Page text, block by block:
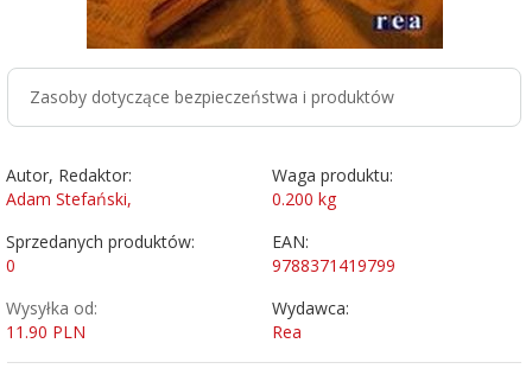
Zasoby dotyczące bezpieczeństwa i produktów
Autor, Redaktor:
Adam Stefański,
Waga produktu:
0.200 kg
Sprzedanych produktów:
0
EAN:
9788371419799
Wysyłka od:
11.90 PLN
Wydawca:
Rea